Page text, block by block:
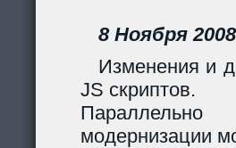
8 Ноября 2008
Изменения и
JS скриптов.
модернизации